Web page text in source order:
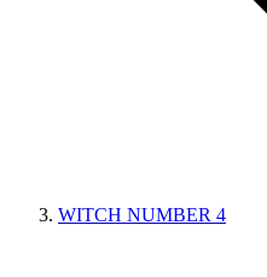
WITCH NUMBER 4